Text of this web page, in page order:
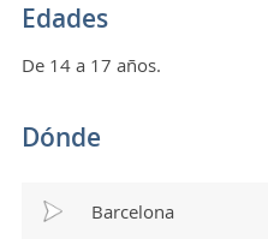
Edades
De 14 a 17 años.
Dónde
Barcelona